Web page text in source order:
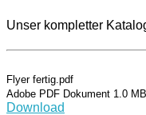
Unser kompletter
Flyer fertig.pdf
Adobe PDF Dokument 1.0 MB
Download